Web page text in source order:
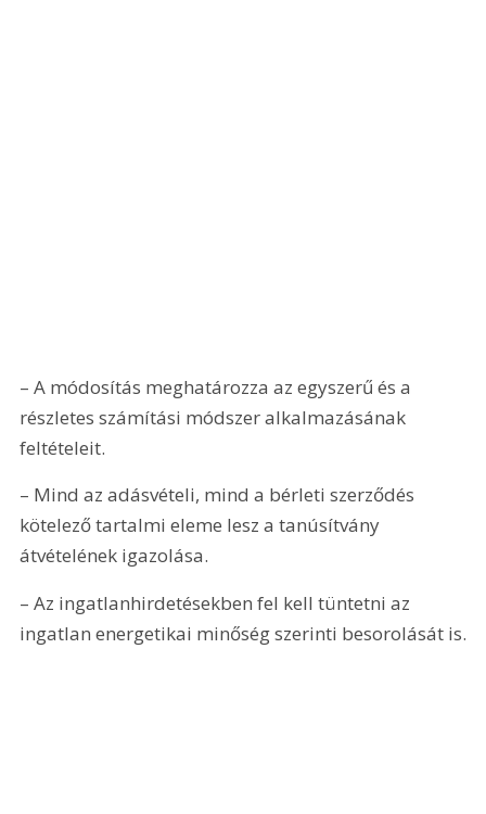
– A módosítás meghatározza az egyszerű és a
részletes számítási módszer alkalmazásának
feltételeit.
– Mind az adásvételi, mind a bérleti szerződés
kötelező tartalmi eleme lesz a tanúsítvány
átvételének igazolása.
– Az ingatlanhirdetésekben fel kell tüntetni az
ingatlan energetikai minőség szerinti besorolását is.